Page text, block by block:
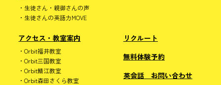
生徒さん・親御さんの声
生徒さんの英語力MOVE
アクセス・教室案内
Orbit福井教室
Orbit三国教室
Orbit鯖江教室
Orbit森田さくら教室
リクルート
無料体験予約
英会話 お問い合わせ